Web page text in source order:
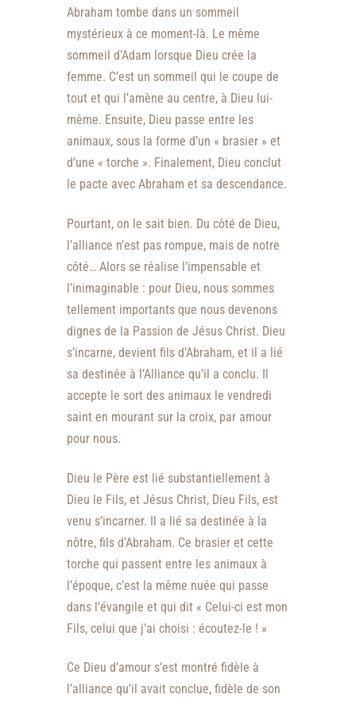
Abraham tombe dans un sommeil
mystérieux à ce moment-là. Le même
sommeil d’Adam lorsque Dieu crée la
femme. C’est un sommeil qui le coupe de
tout et qui l’amène au centre, à Dieu lui-
même. Ensuite, Dieu passe entre les
animaux, sous la forme d’un « brasier » et
d’une « torche ». Finalement, Dieu conclut
le pacte avec Abraham et sa descendance.
Pourtant, on le sait bien. Du côté de Dieu,
l’alliance n’est pas rompue, mais de notre
côté… Alors se réalise l’impensable et
l’inimaginable : pour Dieu, nous sommes
tellement importants que nous devenons
dignes de la Passion de Jésus Christ. Dieu
s’incarne, devient fils d’Abraham, et il a lié
sa destinée à l’Alliance qu’il a conclu. Il
accepte le sort des animaux le vendredi
saint en mourant sur la croix, par amour
pour nous.
Dieu le Père est lié substantiellement à
Dieu le Fils, et Jésus Christ, Dieu Fils, est
venu s’incarner. Il a lié sa destinée à la
nôtre, fils d’Abraham. Ce brasier et cette
torche qui passent entre les animaux à
l’époque, c’est la même nuée qui passe
dans l’évangile et qui dit « Celui-ci est mon
Fils, celui que j’ai choisi : écoutez-le ! »
Ce Dieu d’amour s’est montré fidèle à
l’alliance qu’il avait conclue, fidèle de son